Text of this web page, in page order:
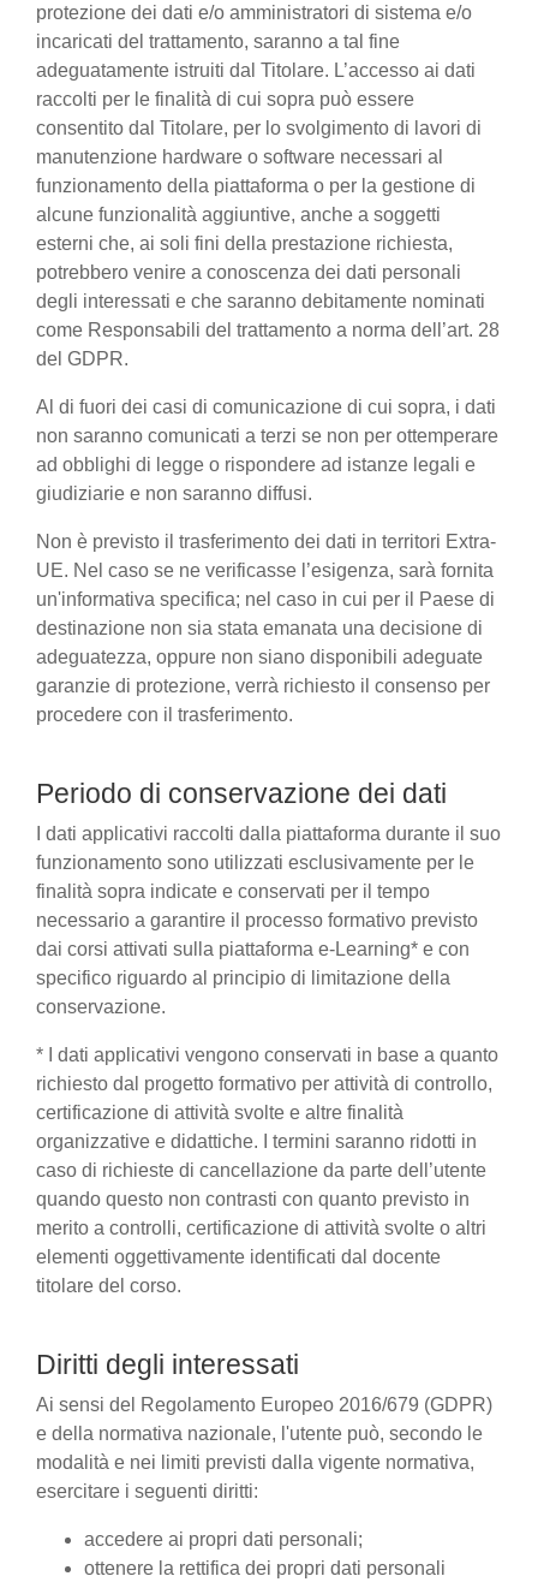
protezione dei dati e/o amministratori di sistema e/o
incaricati del trattamento, saranno a tal fine
adeguatamente istruiti dal Titolare. L’accesso ai dati
raccolti per le finalità di cui sopra può essere
consentito dal Titolare, per lo svolgimento di lavori di
manutenzione hardware o software necessari al
funzionamento della piattaforma o per la gestione di
alcune funzionalità aggiuntive, anche a soggetti
esterni che, ai soli fini della prestazione richiesta,
potrebbero venire a conoscenza dei dati personali
degli interessati e che saranno debitamente nominati
come Responsabili del trattamento a norma dell’art. 28
del GDPR.
Al di fuori dei casi di comunicazione di cui sopra, i dati
non saranno comunicati a terzi se non per ottemperare
ad obblighi di legge o rispondere ad istanze legali e
giudiziarie e non saranno diffusi.
Non è previsto il trasferimento dei dati in territori Extra-
UE. Nel caso se ne verificasse l’esigenza, sarà fornita
un'informativa specifica; nel caso in cui per il Paese di
destinazione non sia stata emanata una decisione di
adeguatezza, oppure non siano disponibili adeguate
garanzie di protezione, verrà richiesto il consenso per
procedere con il trasferimento.
Periodo di conservazione dei dati
I dati applicativi raccolti dalla piattaforma durante il suo
funzionamento sono utilizzati esclusivamente per le
finalità sopra indicate e conservati per il tempo
necessario a garantire il processo formativo previsto
dai corsi attivati sulla piattaforma e-Learning* e con
specifico riguardo al principio di limitazione della
conservazione.
* I dati applicativi vengono conservati in base a quanto
richiesto dal progetto formativo per attività di controllo,
certificazione di attività svolte e altre finalità
organizzative e didattiche. I termini saranno ridotti in
caso di richieste di cancellazione da parte dell’utente
quando questo non contrasti con quanto previsto in
merito a controlli, certificazione di attività svolte o altri
elementi oggettivamente identificati dal docente
titolare del corso.
Diritti degli interessati
Ai sensi del Regolamento Europeo 2016/679 (GDPR)
e della normativa nazionale, l'utente può, secondo le
modalità e nei limiti previsti dalla vigente normativa,
esercitare i seguenti diritti:
accedere ai propri dati personali;
ottenere la rettifica dei propri dati personali